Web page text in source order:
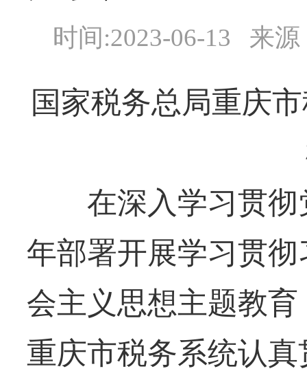
时间:2023-06-13 来
国家税务总局重庆
在深入学习贯彻
年部署开展学习贯
会主义思想主题教
重庆市税务系统认